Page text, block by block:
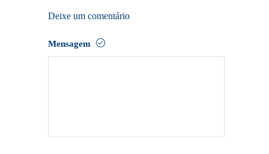
Deixe um comentário
Mensagem